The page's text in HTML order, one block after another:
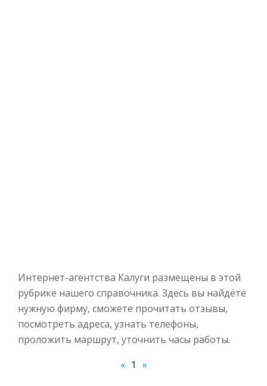
Интернет-агентства Калуги размещены в этой
рубрике нашего справочника. Здесь вы найдёте
нужную фирму, сможете прочитать отзывы,
посмотреть адреса, узнать телефоны,
проложить маршрут, уточнить часы работы.
« 1 »